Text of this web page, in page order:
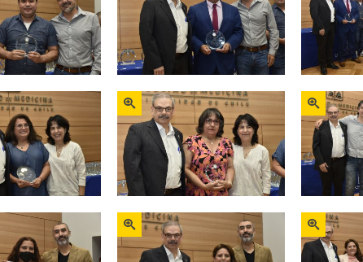
Zoom Zoom
Zoom Zoom